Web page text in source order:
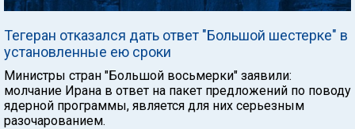
Тегеран отказался дать ответ "Большой шестерке" в
установленные ею сроки
Министры стран "Большой восьмерки" заявили:
молчание Ирана в ответ на пакет предложений по поводу
ядерной программы, является для них серьезным
разочарованием.